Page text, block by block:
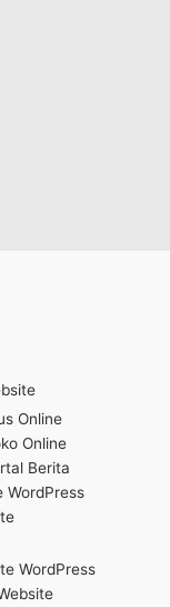
Online
Online
Berita
WordPress
WordPress